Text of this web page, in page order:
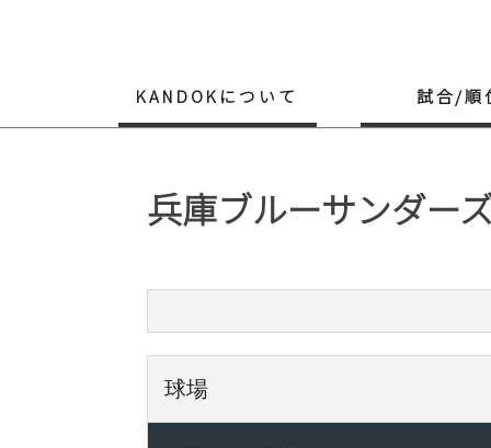
KANDOKについて 試合/順
兵庫ブルーサンダー
球場